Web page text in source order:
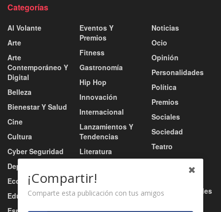
Categorías
Al Volante
Arte
Arte
Contemporáneo Y
Digital
Belleza
Bienestar Y Salud
Cine
Cultura
Cyber Seguridad
Deportes
Economía
Educación
Eventos Y
Premios
Fitness
Gastronomía
Hip Hop
Innovación
Internacional
Lanzamientos Y
Tendencias
Literatura
Música
Música Urbana
Noticias
Ocio
Opinión
Personalidades
Política
Premios
Sociales
Sociedad
Teatro
Tecnología
Tv / Radio / Redes
¡Compartir!
Comparte esta publicación con tus amigos